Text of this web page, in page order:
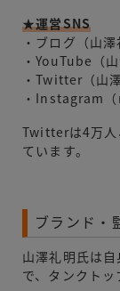
★運営SNS
・ブログ（山澤
・YouTube（
・Twitter（山
・Instagram（
Twitterは4万人
ています。
ブランド・
山澤礼明氏は自
で、タンクトッ